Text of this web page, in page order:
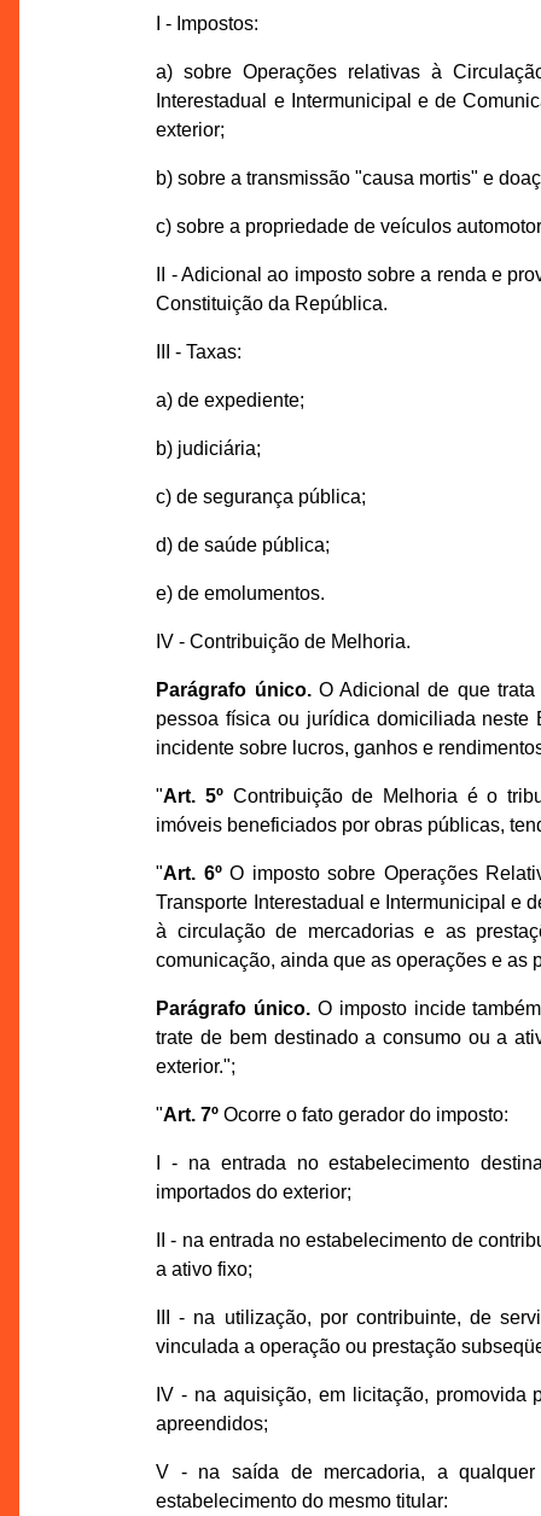
I - Impostos:
a) sobre Operações relativas à
Interestadual e Intermunicipal e de
exterior;
b) sobre a transmissão "causa mortis" e
c) sobre a propriedade de veículos
II - Adicional ao imposto sobre a renda e
Constituição da República.
III - Taxas:
a) de expediente;
b) judiciária;
c) de segurança pública;
d) de saúde pública;
e) de emolumentos.
IV - Contribuição de Melhoria.
Parágrafo único.O Adicional de que trata
pessoa física ou jurídica domiciliada neste
incidente sobre lucros, ganhos e
"Art. 5º Contribuição de Melhoria é o
imóveis beneficiados por obras públicas,
"Art. 6ºO imposto sobre Operações
Transporte Interestadual e Intermunicipal e
à circulação de mercadorias e as
comunicação, ainda que as operações e as
Parágrafo único. O imposto incide
trate de bem destinado a consumo ou a
exterior.";
"Art. 7º Ocorre o fato gerador do imposto:
I - na entrada no estabelecimento
importados do exterior;
II - na entrada no estabelecimento de
a ativo fixo;
III - na utilização, por contribuinte, de
vinculada a operação ou prestação
IV - na aquisição, em licitação,
apreendidos;
V - na saída de mercadoria, a
estabelecimento do mesmo titular: